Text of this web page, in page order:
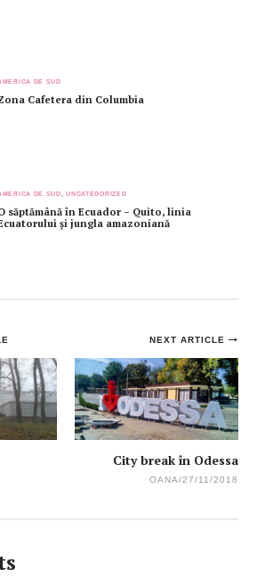
DE SUD
Cafetera din Columbia
DE SUD,UNCATEGORIZED
săptămână în Ecuador – Quito, linia
și jungla amazoniană
NEXT ARTICLE
City break în Odessa
OANA/27/11/2018